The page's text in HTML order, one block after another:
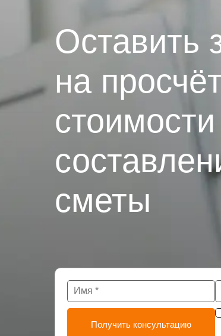
Оставить
на
сметы